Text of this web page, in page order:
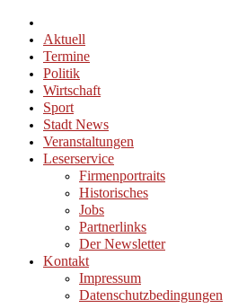
Aktuell
Termine
Politik
Wirtschaft
Sport
Stadt News
Veranstaltungen
Leserservice
Firmenportraits
Historisches
Jobs
Partnerlinks
Der Newsletter
Kontakt
Impressum
Datenschutzbedingungen